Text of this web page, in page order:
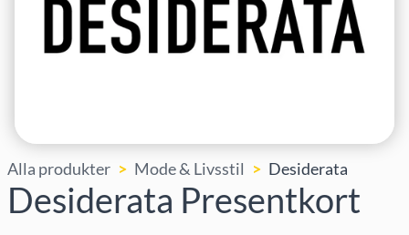
Alla produkter Mode & Livsstil Desiderata
Desiderata Presentkort